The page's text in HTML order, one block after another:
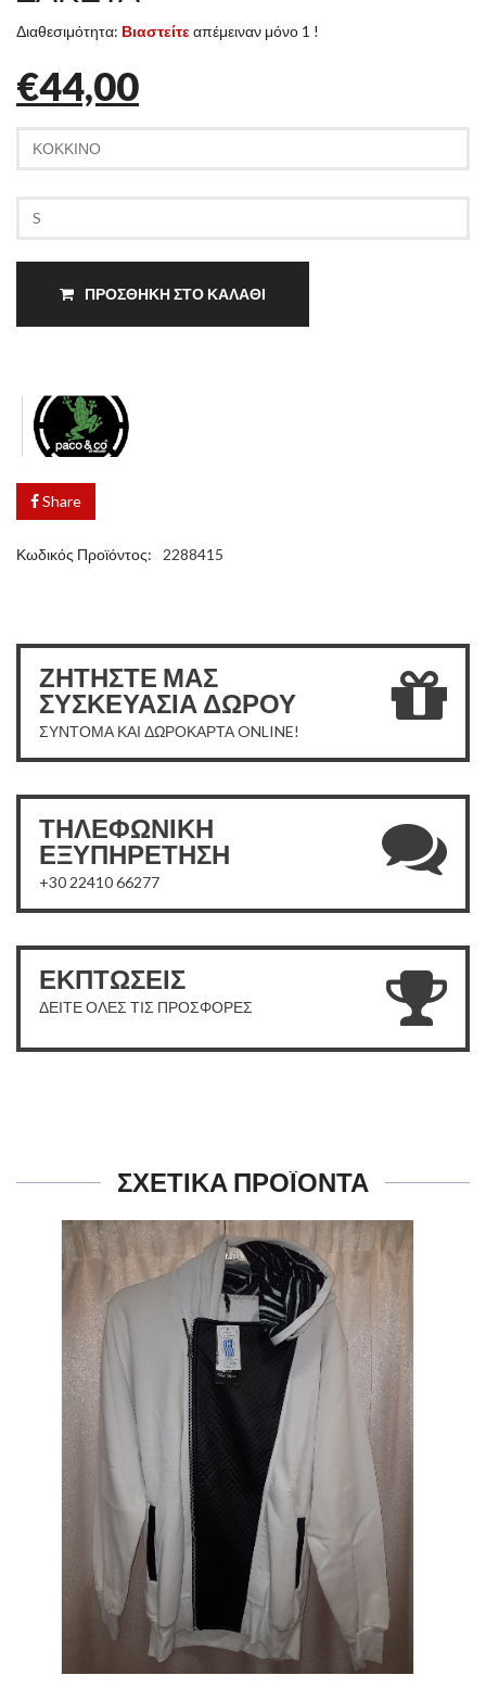
Διαθεσιμότητα: Βιαστείτεαπέμειναν μόνο 1 !
€44,00
ΠΡΟΣΘΗΚΗ ΣΤΟ ΚΑΛΑΘΙ
Share
Κωδικός Προϊόντος: 2288415
ΖΗΤΗΣΤΕ ΜΑΣ
ΣΥΣΚΕΥΑΣΙΑ ΔΩΡΟΥ
ΣΥΝΤΟΜΑ ΚΑΙ ΔΩΡΟΚΑΡΤΑ ONLINE!
ΤΗΛΕΦΩΝΙΚΗ
ΕΞΥΠΗΡΕΤΗΣΗ
+30 22410 66277
ΕΚΠΤΩΣΕΙΣ
ΔΕΙΤΕ ΟΛΕΣ ΤΙΣ ΠΡΟΣΦΟΡΕΣ
ΣΧΕΤΙΚΑ ΠΡΟΪΟΝΤΑ